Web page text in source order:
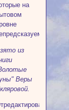
на
из
Веры